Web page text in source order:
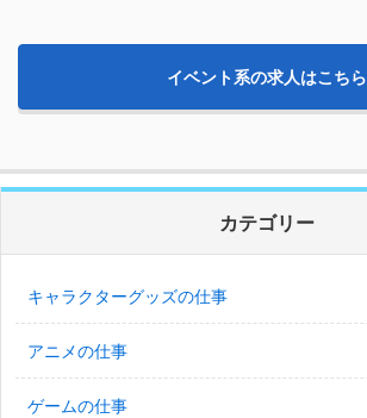
イベント系の求人はこちら
カテゴリー
キャラクターグッズの仕事
アニメの仕事
ゲームの仕事